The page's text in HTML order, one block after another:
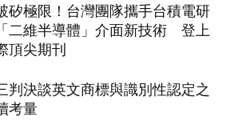
矽極限！台灣團隊攜手台積電研
二維半導體」介面新技術 登上
頂尖期刊
判決談英文商標與識別性認定之
考量